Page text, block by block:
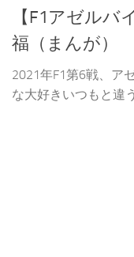
【F1アゼルバ
福（まんが）
2021年F1第6戦、ア
な大好きいつもと違